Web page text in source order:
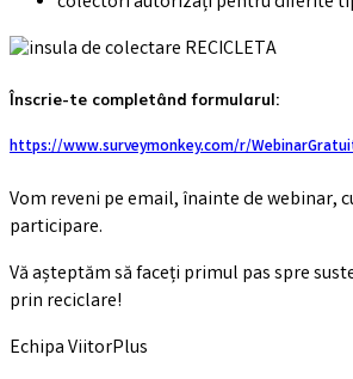
Înscrie-te completând formularul:
https://www.surveymonkey.com/r/
Vom reveni pe email, înainte de webinar,
participare.
Vă așteptăm să faceți primul pas spre
prin reciclare!
Echipa ViitorPlus